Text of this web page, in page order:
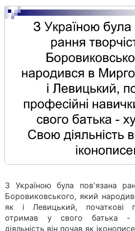
З Україною була пов'язана
Боровиковського, який
як і Левицький, початкові
отримав у свого батька -
діяльність він почав як